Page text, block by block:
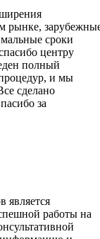
рынке,
сроки
центру
полный
и мы
сделано
за
является
работы на